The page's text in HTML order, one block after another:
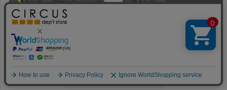
ゴートゥーハリウッド
何かお探しですか？